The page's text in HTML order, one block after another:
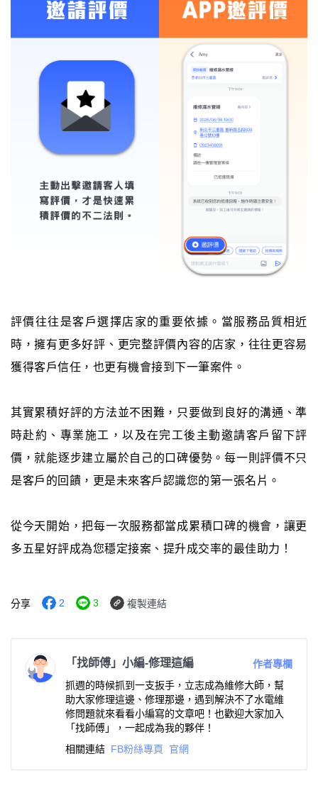
評價往往是客戶選擇店家的重要依據。當服務品質相近
時，擁有更多好評、更完整評價內容的店家，往往更容易
獲得客戶信任，也更有機會接到下一筆案件。
其實累積好評的方法並不困難，只要做到良好的溝通、準
時赴約、專業施工，以及在完工後主動邀請客戶留下評
價，就能逐步建立屬於自己的口碑優勢。每一則評價不只
是客戶的回饋，更是未來客戶認識您的第一張名片。
從今天開始，把每一次服務都當成累積口碑的機會，讓更
多五星好評成為您穩定接案、提升成交率的最佳助力！
分享 2 3 複製連結
「找師傅」小編-修理這編
作者專欄
抓週的時候抓到一支扳手，立志成為維修大師，幫
助大家修理這邊、修理那邊，遇到解決不了水電維
修問題就來看看小編寫的文章吧！也歡迎大家加入
「找師傅」，一起成為我的夥伴！
相關連結 FB粉絲專頁 官網